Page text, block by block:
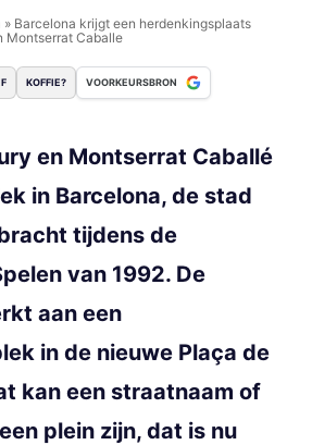
» Barcelona krijgt een herdenkingsplaats
Montserrat Caballe
KOFFIE? VOORKEURSBRON
en Montserrat Caballé
in Barcelona, de stad
tijdens de
van 1992. De
aan een
in de nieuwe Plaça de
kan een straatnaam of
plein zijn, dat is nu